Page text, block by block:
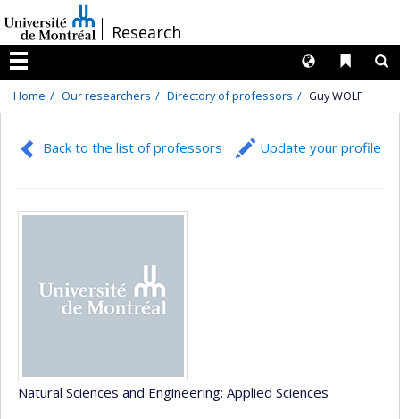
au
contenu
/Research
Menu
Liens
Langues
Home Our researchers Directory of professors Guy WOLF
Back to the list of professors Update your profile
Natural Sciences and Engineering; Applied Sciences